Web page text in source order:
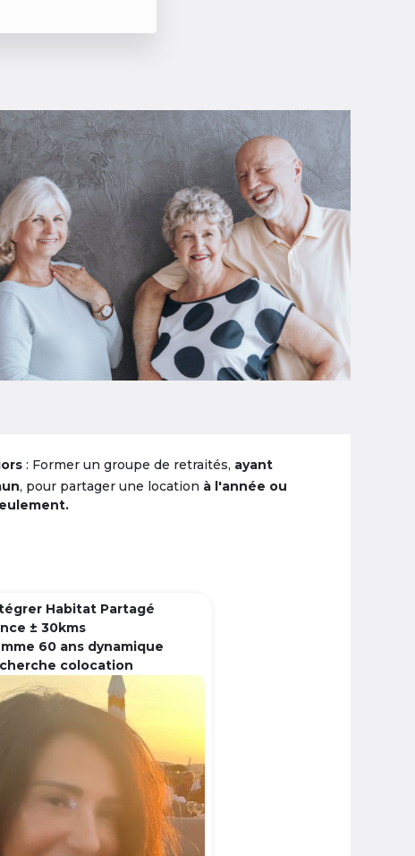
: Former un groupe de retraités, ayant
, pour partager une location à l'année ou
Habitat Partagé
± 30kms
60 ans dynamique
colocation